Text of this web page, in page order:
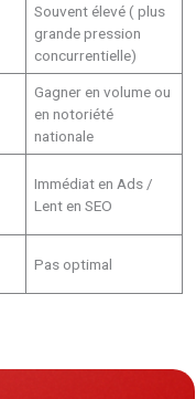
Souvent élevé ( plus
grande pression
concurrentielle)
Gagner en volume ou
en notoriété
nationale
Immédiat en Ads /
Lent en SEO
Pas optimal